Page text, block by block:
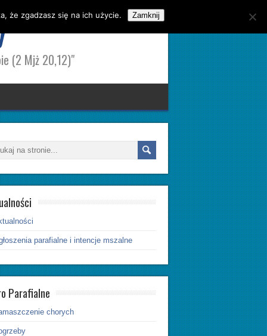
(2 Mjż 20,12)"
parafialne i intencje mszalne
Parafialne
chorych
że zgadzasz się na ich użycie. Zamknij